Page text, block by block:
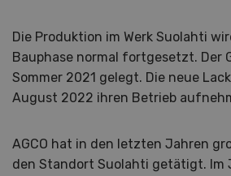
Die Produktion im Werk Suolahti
Bauphase normal fortgesetzt. Der
Sommer 2021 gelegt. Die neue
August 2022 ihren Betrieb
AGCO hat in den letzten Jahren
den Standort Suolahti getätigt. Im